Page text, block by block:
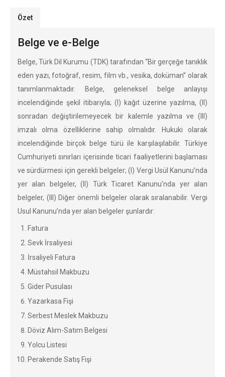
Özet
Belge ve e-Belge
Belge, Türk Dil Kurumu (TDK) tarafından “Bir gerçeğe tanıklık
eden yazı, fotoğraf, resim, film vb., vesika, doküman” olarak
tanımlanmaktadır. Belge, geleneksel belge anlayışı
incelendiğinde şekil itibarıyla; (I) kağıt üzerine yazılma, (II)
sonradan değiştirilemeyecek bir kalemle yazılma ve (III)
imzalı olma özelliklerine sahip olmalıdır. Hukuki olarak
incelendiğinde birçok belge türü ile karşılaşılabilir. Türkiye
Cumhuriyeti sınırları içerisinde ticari faaliyetlerini başlaması
ve sürdürmesi için gerekli belgeler; (I) Vergi Usül Kanunu’nda
yer alan belgeler, (II) Türk Ticaret Kanunu’nda yer alan
belgeler, (III) Diğer önemli belgeler olarak sıralanabilir. Vergi
Usul Kanunu’nda yer alan belgeler şunlardır:
Fatura
Sevk İrsaliyesi
İrsaliyeli Fatura
Müstahsil Makbuzu
Gider Pusulası
Yazarkasa Fişi
Serbest Meslek Makbuzu
Döviz Alım-Satım Belgesi
Yolcu Listesi
Perakende Satış Fişi